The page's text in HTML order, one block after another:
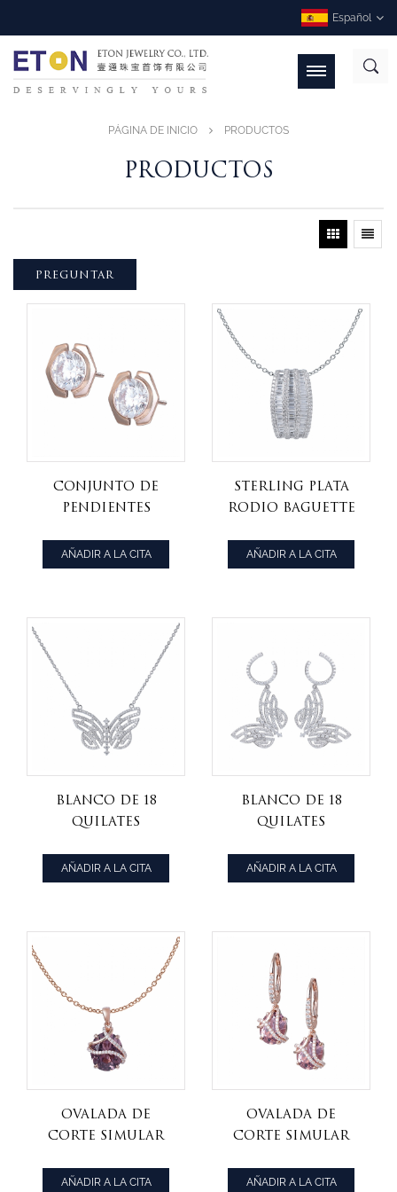
Español
PÁGINA DE INICIO PRODUCTOS
PRODUCTOS
PREGUNTAR
Conjunto de
pendientes
rosa de 18
quilates con
redondos de 3ct
AÑADIR A LA CITA
Sterling Plata
Rodio Baguette
colgante de la
joyería
AÑADIR A LA CITA
Blanco de 18
quilates
AAA Zirconia de
la Mariposa
Perfecto para
AÑADIR A LA CITA
Blanco de 18
quilates
AAA Zirconia
Mariposa
Perfecto para
Regalo para las
Mujeres
AÑADIR A LA CITA
Ovalada de
Corte simular
Diamond
AÑADIR A LA CITA
Ovalada de
Corte simular
Diamond
AÑADIR A LA CITA